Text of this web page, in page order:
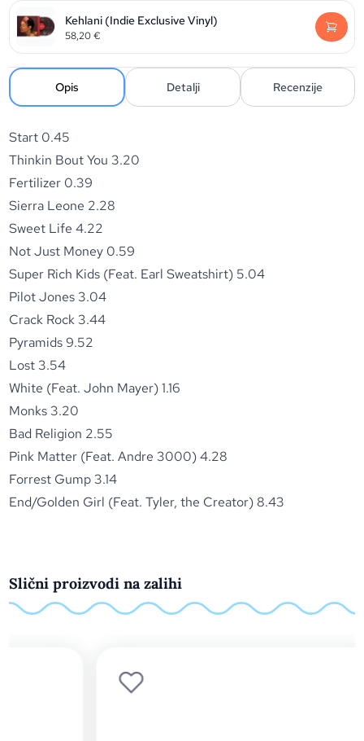
Kehlani (Indie Exclusive Vinyl)
58,20€
Opis Detalji Recenzije
Start 0.45
Thinkin Bout You 3.20
Fertilizer 0.39
Sierra Leone 2.28
Sweet Life 4.22
Not Just Money 0.59
Super Rich Kids (Feat. Earl Sweatshirt) 5.04
Pilot Jones 3.04
Crack Rock 3.44
Pyramids 9.52
Lost 3.54
White (Feat. John Mayer) 1.16
Monks 3.20
Bad Religion 2.55
Pink Matter (Feat. Andre 3000) 4.28
Forrest Gump 3.14
End/Golden Girl (Feat. Tyler, the Creator) 8.43
Slični proizvodi na zalihi